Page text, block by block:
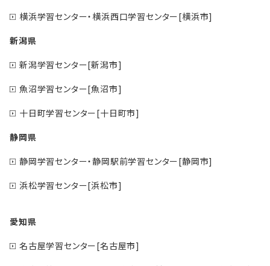
横浜学習センター・横浜西口学習センター[横浜市]
新潟県
新潟学習センター[新潟市]
魚沼学習センター[魚沼市]
十日町学習センター[十日町市]
静岡県
静岡学習センター・静岡駅前学習センター[静岡市]
浜松学習センター[浜松市]
愛知県
名古屋学習センター[名古屋市]